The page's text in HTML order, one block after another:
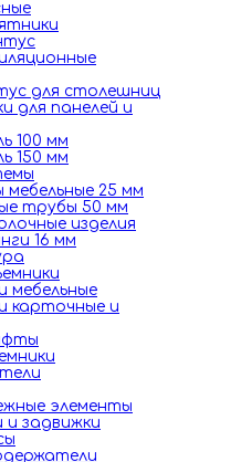
для столешниц
для панелей и
100 мм
150 мм
мебельные 25 мм
трубы 50 мм
изделия
16 мм
мебельные
карточные и
элементы
и задвижки